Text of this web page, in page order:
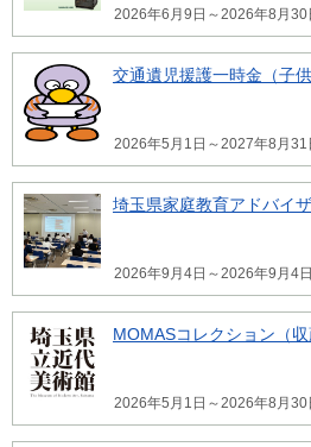
2026年6月9日～2026年8月30
交通遺児援護一時金（子
2026年5月1日～2027年8月31
埼玉県家庭教育アドバイ
2026年9月4日～2026年9月4日
MOMASコレクション（
2026年5月1日～2026年8月30